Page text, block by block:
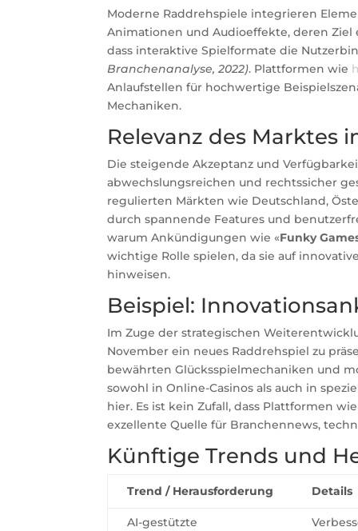
Moderne Raddrehspiele integrieren
Animationen und Audioeffekte, deren Ziel
dass interaktive Spielformate die
Branchenanalyse, 2022). Plattformen wie
Anlaufstellen für hochwertige
Mechaniken.
Relevanz des Marktes
Die steigende Akzeptanz und
abwechslungsreichen und rechtssicher
regulierten Märkten wie Deutschland,
durch spannende Features und
warum Ankündigungen wie «Funky
wichtige Rolle spielen, da sie auf
hinweisen.
Beispiel:
Im Zuge der strategischen
November ein neues Raddrehspiel zu
bewährten Glücksspielmechaniken und
sowohl in Online-Casinos als auch in
hier. Es ist kein Zufall, dass Plattformen
exzellente Quelle für Branchennews,
Künftige Trends und
Trend / Herausforderung Details
AI-gestützte